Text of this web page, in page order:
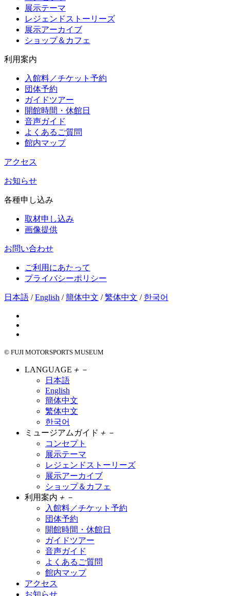
展示テーマ
レジェンドストーリーズ
展示アーカイブ
ショップ＆カフェ
利用案内
入館料／チケット予約
団体予約
ガイドツアー
開館時間・休館日
音声ガイド
よくあるご質問
館内マップ
アクセス
お知らせ
各種申し込み
取材申し込み
画像提供
お問い合わせ
ご利用にあたって
プライバシーポリシー
日本語 /English /簡体中文 /繁体中文 / 한국어
© FUJI MOTORSPORTS MUSEUM
LANGUAGE ＋ －
日本語
English
簡体中文
繁体中文
한국어
ミュージアムガイド ＋ －
コンセプト
展示テーマ
レジェンドストーリーズ
展示アーカイブ
ショップ＆カフェ
利用案内 ＋ －
入館料／チケット予約
団体予約
開館時間・休館日
ガイドツアー
音声ガイド
よくあるご質問
館内マップ
アクセス